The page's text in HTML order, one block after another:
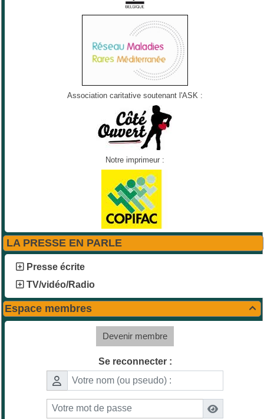
Association caritative soutenant l'ASK :
Notre imprimeur :
LA PRESSE EN PARLE
Presse écrite
TV/vidéo/Radio

Espace membres
Devenir membre
Se reconnecter :